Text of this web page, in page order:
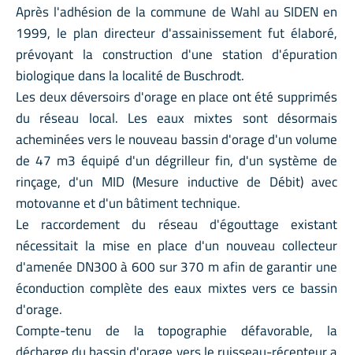
Après l'adhésion de la commune de Wahl au SIDEN en
1999, le plan directeur d'assainissement fut élaboré,
prévoyant la construction d'une station d'épuration
biologique dans la localité de Buschrodt.
Les deux déversoirs d'orage en place ont été supprimés
du réseau local. Les eaux mixtes sont désormais
acheminées vers le nouveau bassin d'orage d'un volume
de 47 m3 équipé d'un dégrilleur fin, d'un système de
rinçage, d'un MID (Mesure inductive de Débit) avec
motovanne et d'un bâtiment technique.
Le raccordement du réseau d'égouttage existant
nécessitait la mise en place d'un nouveau collecteur
d'amenée DN300 à 600 sur 370 m afin de garantir une
éconduction complète des eaux mixtes vers ce bassin
d'orage.
Compte-tenu de la topographie défavorable, la